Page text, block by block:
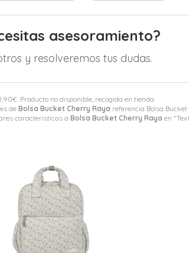
€ . Producto no disponible, recogida en tienda.
deBolsa Bucket Cherry Raya referencia Bolsa
características a Bolsa Bucket Cherry Raya en
asesoramiento?
y resolveremos tus dudas.